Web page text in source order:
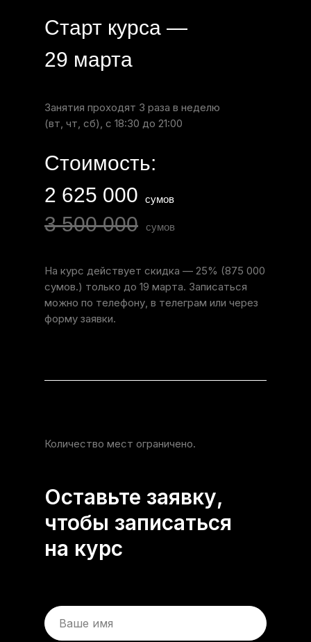
Оставьте заявку,
чтобы записаться
на курс
Старт курса —
29 марта
Занятия проходят 3 раза в неделю
(вт, чт, сб), с 18:30 до 21:00
Стоимость:
2 625 000
сумов
Количество мест ограничено.
На курс действует скидка — 25% (875 000
сумов.) только до 19 марта. Записаться
можно по телефону, в телеграм или через
форму заявки.
3 500 000 сумов